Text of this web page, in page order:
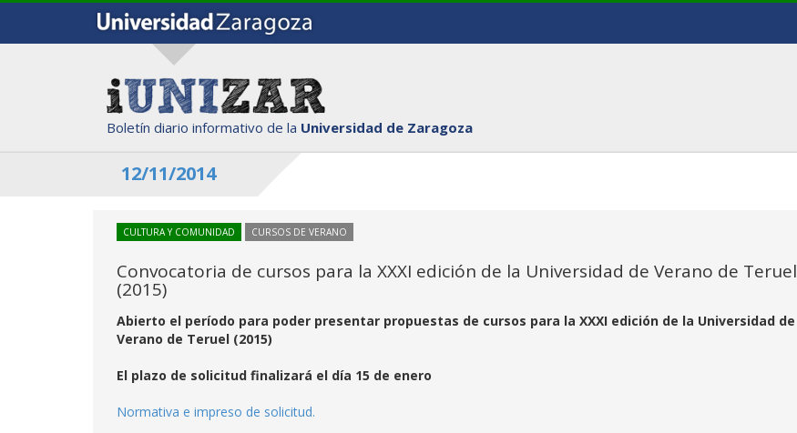
Boletín diario informativo de la Universidad de Zaragoza
12/11/2014
CULTURA Y COMUNIDAD CURSOS DE VERANO
Convocatoria de cursos para la XXXI edición de la Universidad de Verano de Teruel
(2015)
Abierto el período para poder presentar propuestas de cursos para la XXXI edición de la Universidad de
Verano de Teruel (2015)
El plazo de solicitud finalizará el día 15 de enero
Normativa e impreso de solicitud.